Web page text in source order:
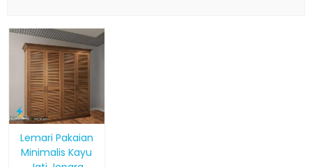
Lemari Pakaian
Minimalis Kayu